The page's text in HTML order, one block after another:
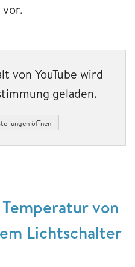
von YouTube wird
geladen.
öffnen
von
Lichtschalter